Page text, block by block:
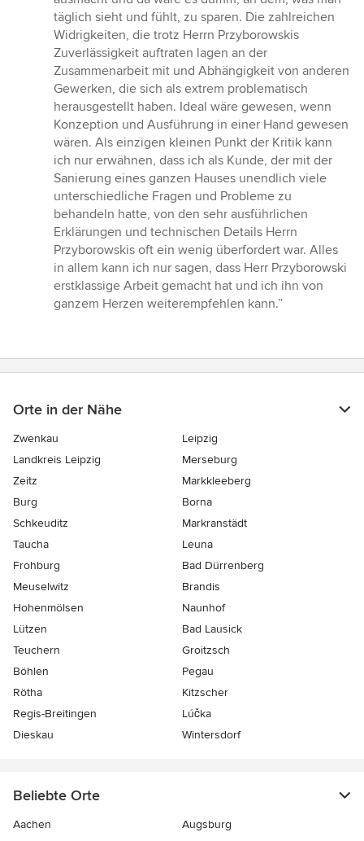
täglich sieht und fühlt, zu sparen. Die zahlreichen
Widrigkeiten, die trotz Herrn Przyborowskis
Zuverlässigkeit auftraten lagen an der
Zusammenarbeit mit und Abhängigkeit von anderen
Gewerken, die sich als extrem problematisch
herausgestellt haben. Ideal wäre gewesen, wenn
Konzeption und Ausführung in einer Hand gewesen
wären. Als einzigen kleinen Punkt der Kritik kann
ich nur erwähnen, dass ich als Kunde, der mit der
Sanierung eines ganzen Hauses unendlich viele
unterschiedliche Fragen und Probleme zu
behandeln hatte, von den sehr ausführlichen
Erklärungen und technischen Details Herrn
Przyborowskis oft ein wenig überfordert war. Alles
in allem kann ich nur sagen, dass Herr Przyborowski
erstklassige Arbeit gemacht hat und ich ihn von
ganzem Herzen weiterempfehlen kann.”
Orte in der Nähe
Zwenkau
Leipzig
Landkreis Leipzig
Merseburg
Zeitz
Markkleeberg
Burg
Borna
Schkeuditz
Markranstädt
Taucha
Leuna
Frohburg
Bad Dürrenberg
Meuselwitz
Brandis
Hohenmölsen
Naunhof
Lützen
Bad Lausick
Teuchern
Groitzsch
Böhlen
Pegau
Rötha
Kitzscher
Regis-Breitingen
Lúčka
Dieskau
Wintersdorf
Beliebte Orte
Aachen
Augsburg